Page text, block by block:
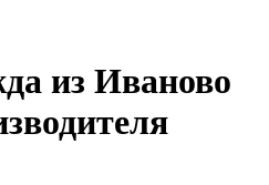
из Иваново